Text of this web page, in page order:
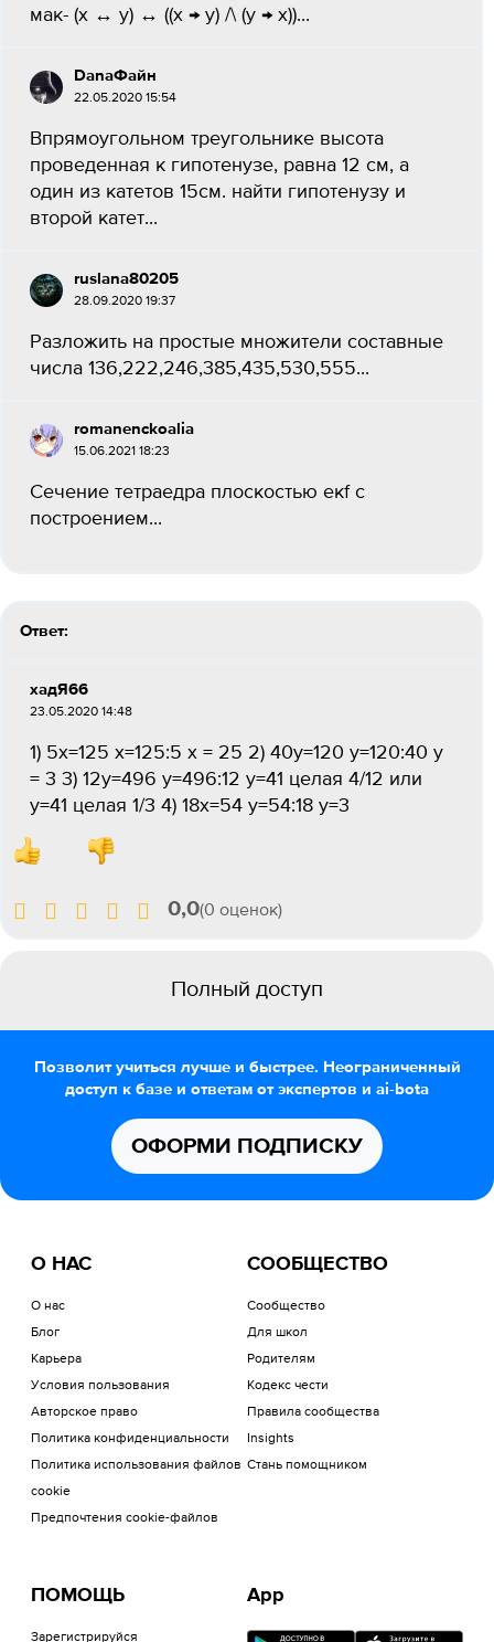
мак- (x ↔ y) ↔ ((x → y) /\ (y → x))...
DanaФайн
22.05.2020 15:54
Впрямоугольном треугольнике высота
проведенная к гипотенузе, равна 12 см, а
один из катетов 15см. найти гипотенузу и
второй катет...
ruslana80205
28.09.2020 19:37
Разложить на простые множители составные
числа 136,222,246,385,435,530,555​...
romanenckoalia
15.06.2021 18:23
Сечение тетраедра плоскостью екf​ с
построением​...
Ответ:
хадЯ66
23.05.2020 14:48
1) 5х=125 х=125:5 х = 25 2) 40у=120 у=120:40 у
= 3 3) 12у=496 у=496:12 у=41 целая 4/12 или
у=41 целая 1/3 4) 18х=54 у=54:18 у=3
0,0(0 оценок)
Полный доступ
Позволит учиться лучше и быстрее. Неограниченный
доступ к базе и ответам от экспертов и ai-bota
ОФОРМИ ПОДПИСКУ
О НАС
О нас
Блог
Карьера
Условия пользования
Авторское право
Политика конфиденциальности
Политика использования файлов
cookie
Предпочтения cookie-файлов
СООБЩЕСТВО
Сообщество
Для школ
Родителям
Кодекс чести
Правила сообщества
Insights
Стань помощником
ПОМОЩЬ
Зарегистрируйся
App